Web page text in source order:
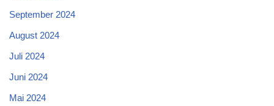
September 2024
August 2024
Juli 2024
Juni 2024
Mai 2024